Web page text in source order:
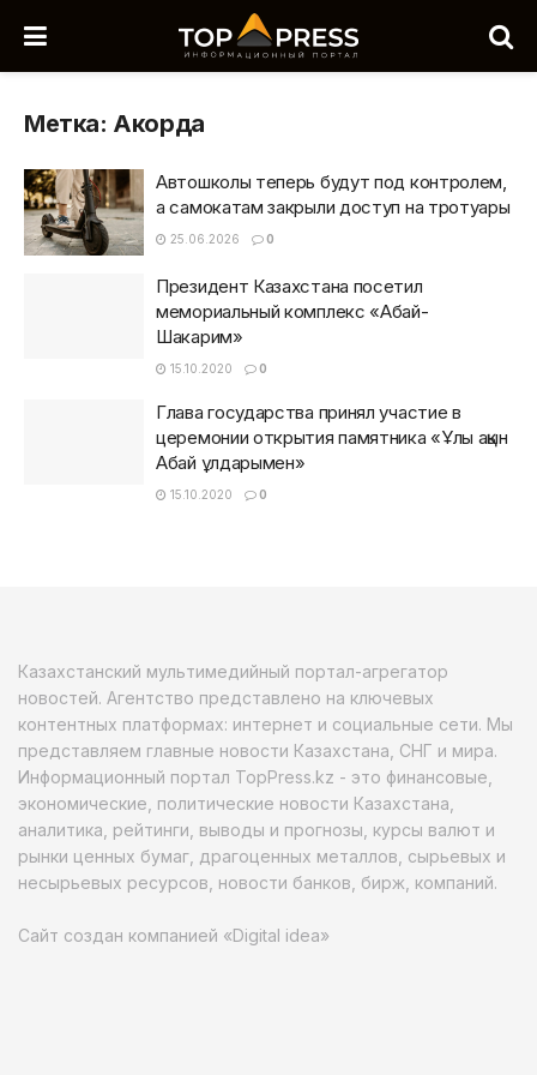
Метка: Акорда
Автошколы теперь будут под контролем,
а самокатам закрыли доступ на тротуары
25.06.2026 0
Президент Казахстана посетил
мемориальный комплекс «Абай-
Шакарим»
15.10.2020 0
Глава государства принял участие в
церемонии открытия памятника «Ұлы ақын
Абай ұлдарымен»
15.10.2020 0
Казахстанский мультимедийный портал-агрегатор
новостей. Агентство представлено на ключевых
контентных платформах: интернет и социальные сети. Мы
представляем главные новости Казахстана, СНГ и мира.
Информационный портал TopPress.kz - это финансовые,
экономические, политические новости Казахстана,
аналитика, рейтинги, выводы и прогнозы, курсы валют и
рынки ценных бумаг, драгоценных металлов, сырьевых и
несырьевых ресурсов, новости банков, бирж, компаний.
Сайт создан компанией «Digital idea»